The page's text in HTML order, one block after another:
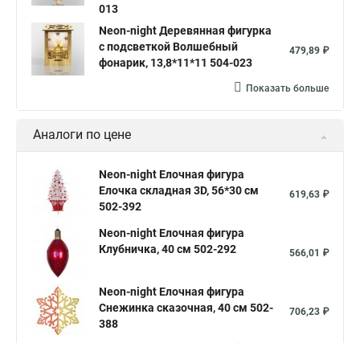
013
Neon-night Деревянная фигурка
с подсветкой Волшебный
фонарик, 13,8*11*11 504-023
479,89 ₽
Показать больше
Аналоги по цене
Neon-night Елочная фигура
Елочка складная 3D, 56*30 см
502-392
619,63 ₽
Neon-night Елочная фигура
Клубничка, 40 см 502-292
566,01 ₽
Neon-night Елочная фигура
Снежинка сказочная, 40 см 502-
388
706,23 ₽